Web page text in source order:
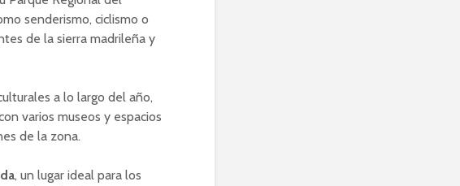
senderismo, ciclismo o
de la sierra madrileña y
a lo largo del año,
varios museos y espacios
de la zona.
, un lugar ideal para los